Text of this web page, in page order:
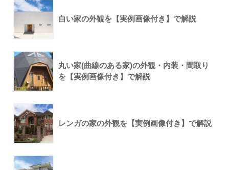
白い家の外観を【実例画像付き】で解説
丸い家(曲線のある家)の外観・内装・間取り
を【実例画像付き】で解説
レンガの家の外観を【実例画像付き】で解説